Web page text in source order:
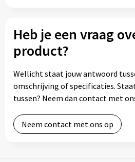
Heb je een vraag
product?
Wellicht staat jouw antwoord
omschrijving of specificaties.
tussen? Neem dan contact met
Neem contact met ons op